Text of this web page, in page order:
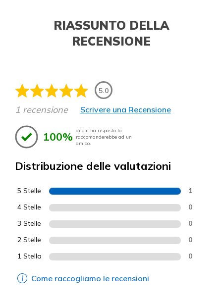
RIASSUNTO DELLA
RECENSIONE
5.0
1 recensione Scrivere una Recensione
100% di chi ha risposto lo
raccomanderebbe ad un
amico.
Distribuzione delle valutazioni
5 Stelle 1
4 Stelle 0
3 Stelle 0
2 Stelle 0
1 Stella 0
Come raccogliamo le recensioni